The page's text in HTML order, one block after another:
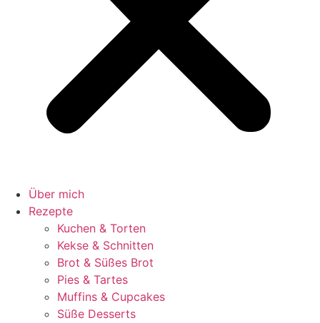
Über mich
Rezepte
Kuchen & Torten
Kekse & Schnitten
Brot & Süßes Brot
Pies & Tartes
Muffins & Cupcakes
Süße Desserts